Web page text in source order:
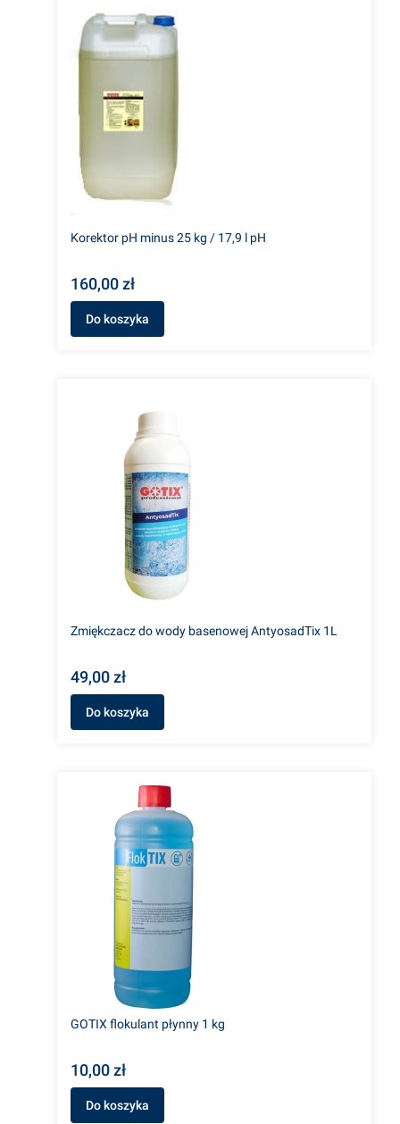
Korektor pH minus 25 kg / 17,9 l pH
160,00 zł
Do koszyka
Zmiękczacz do wody basenowej AntyosadTix 1L
49,00 zł
Do koszyka
GOTIX flokulant płynny 1 kg
10,00 zł
Do koszyka